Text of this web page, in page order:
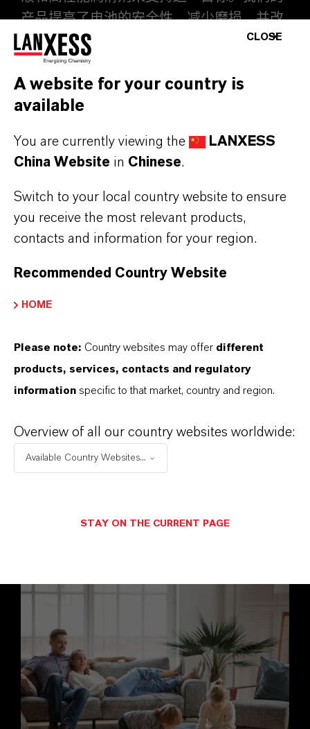
产品提高了电池的安全性，减少磨损，并改
善汽车、航空航天、铁路和船舶行业的效
率。朗盛致力于可持续发展，计划到2040年
实现气候中立。
了解更多
为不断变化的世界提供创新的健康解决方案
气候变化和全球化带来了新的健康挑战。朗
盛为改善卫生和健康保护提供解决方案，包
品能够抵御病原体，并为制药行业提供支
持，确保在瞬息万变的世界中保障安全与健
康。
CLOSE
A website for your country is
available
You are currently viewing the
LANXESS
China Website in Chinese.
Switch to your local country website to ensure
you receive the most relevant products,
contacts and information for your region.
Recommended Country Website
HOME
Please note: Country websites may offer different
products, services, contacts and regulatory
information specific to that market, country and region.
Overview of all our country websites worldwide:
Available Country Websites...
STAY ON THE CURRENT PAGE